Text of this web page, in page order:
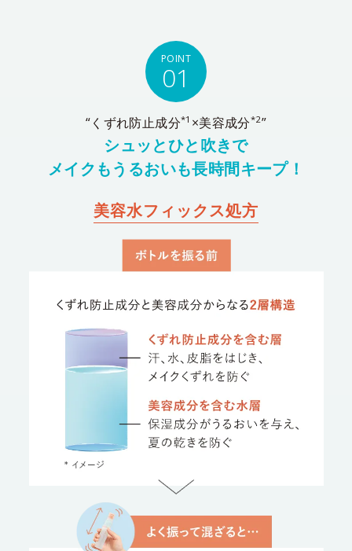
POINT
01
“くずれ防止成分*1 ×美容成分*2”
シュッとひと吹きで
メイクもうるおいも長時間キープ！
美容水フィックス処方